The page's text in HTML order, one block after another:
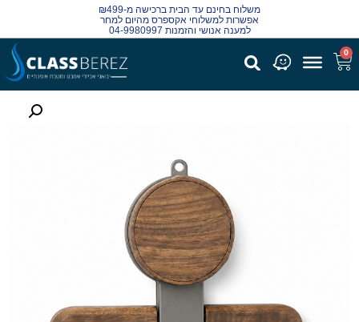
משלוח בחינם עד הבית ברכישה מ-₪499
אפשרות למשלוחי אקספרס מהיום למחר
למענה אנושי והזמנות 04-9980997
0